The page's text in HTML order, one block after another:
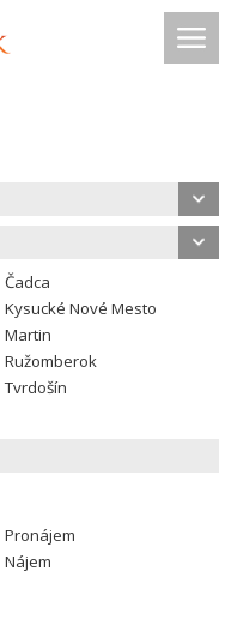
Čadca
Kysucké Nové Mesto
Martin
Ružomberok
Tvrdošín
Pronájem
Nájem